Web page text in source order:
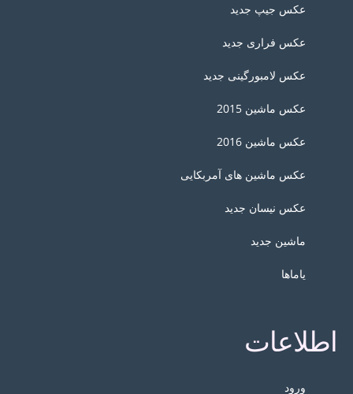
عکس جیپ جدید
عکس فراری جدید
عکس لامبورگینی جدید
عکس ماشین 2015
عکس ماشین 2016
عکس ماشین های آمربکایی
عکس نیسان جدید
ماشین جدید
یاماها
اطلاعات
ورود